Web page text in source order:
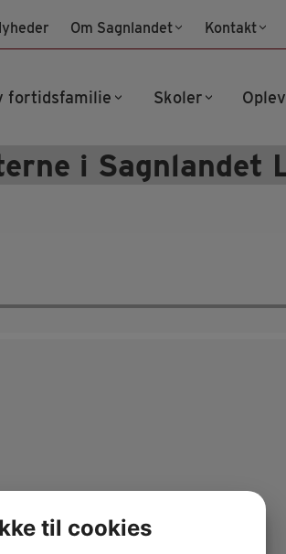
Om Sagnlandet Kontakt
fortidsfamilie Skoler
i Sagnlandet
til cookies